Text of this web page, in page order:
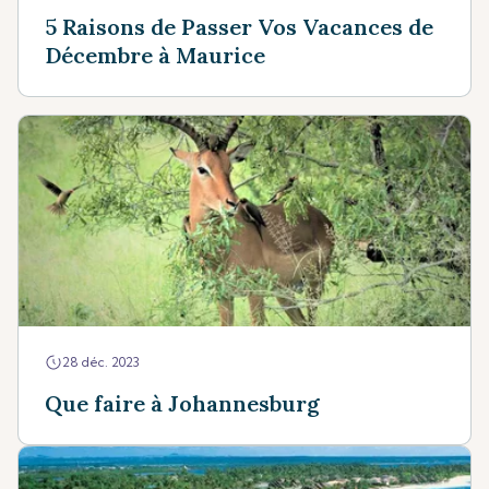
5 Raisons de Passer Vos Vacances de
Décembre à Maurice
28 déc. 2023
Que faire à Johannesburg